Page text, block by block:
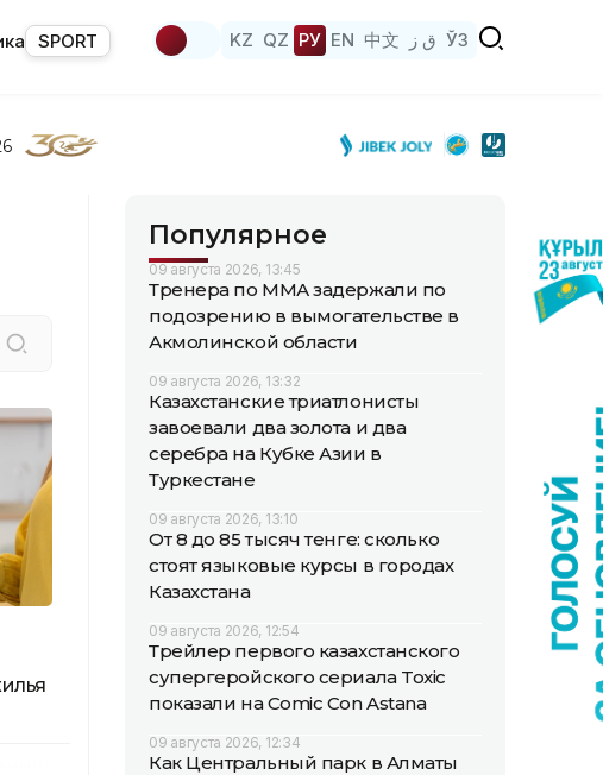
SPORT KZ QZ РУ EN 中文 ق ز ЎЗ
Популярное
09 августа 2026, 13:45
Тренера по ММА задержали по
подозрению в вымогательстве в
Акмолинской области
09 августа 2026, 13:32
Казахстанские триатлонисты
завоевали два золота и два
серебра на Кубке Азии в
Туркестане
09 августа 2026, 13:10
От 8 до 85 тысяч тенге: сколько
стоят языковые курсы в городах
Казахстана
09 августа 2026, 12:54
Трейлер первого казахстанского
супергеройского сериала Toxic
показали на Comic Con Astana
09 августа 2026, 12:34
Как Центральный парк в Алматы